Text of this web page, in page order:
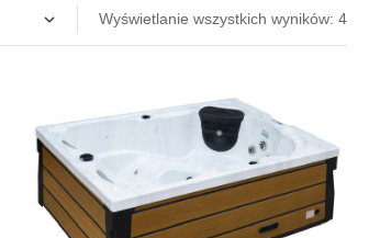
Wyświetlanie wszystkich wyników: 4